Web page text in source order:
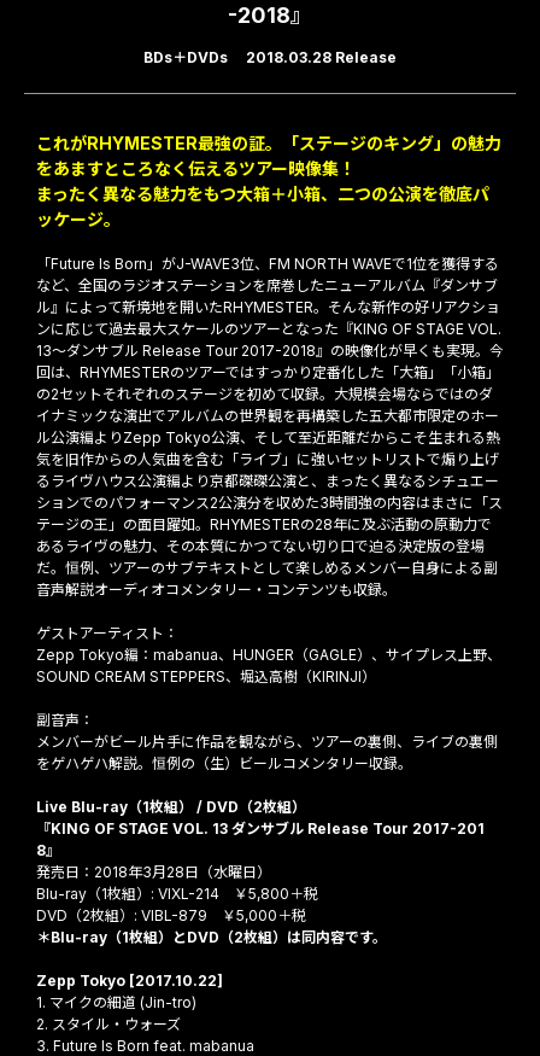
-2018』
BDs DVDs 2018.03.28 Release
これがRHYMESTER最強の証。「ステージのキング」の魅力
をあますところなく伝えるツアー映像集！
まったく異なる魅力をもつ大箱＋小箱、二つの公演を徹底パ
ッケージ。
「Future Is Born」がJ-WAVE3位、FM NORTH WAVEで1位を獲得する
など、全国のラジオステーションを席巻したニューアルバム『ダンサブ
ル』によって新境地を開いたRHYMESTER。そんな新作の好リアクショ
ンに応じて過去最大スケールのツアーとなった『KING OF STAGE VOL.
13～ダンサブル Release Tour 2017-2018』の映像化が早くも実現。今
回は、RHYMESTERのツアーではすっかり定番化した「大箱」「小箱」
の2セットそれぞれのステージを初めて収録。大規模会場ならではのダ
イナミックな演出でアルバムの世界観を再構築した五大都市限定のホー
ル公演編よりZepp Tokyo公演、そして至近距離だからこそ生まれる熱
気を旧作からの人気曲を含む「ライブ」に強いセットリストで煽り上げ
るライヴハウス公演編より京都磔磔公演と、まったく異なるシチュエー
ションでのパフォーマンス2公演分を収めた3時間強の内容はまさに「ス
テージの王」の面目躍如。RHYMESTERの28年に及ぶ活動の原動力で
あるライヴの魅力、その本質にかつてない切り口で迫る決定版の登場
だ。恒例、ツアーのサブテキストとして楽しめるメンバー自身による副
音声解説オーディオコメンタリー・コンテンツも収録。
ゲストアーティスト：
Zepp Tokyo編：mabanua、HUNGER（GAGLE）、サイプレス上野、
SOUND CREAM STEPPERS、堀込高樹（KIRINJI）
副音声：
メンバーがビール片手に作品を観ながら、ツアーの裏側、ライブの裏側
をゲハゲハ解説。恒例の（生）ビールコメンタリー収録。
Live Blu-ray（1枚組） / DVD（2枚組）
『KING OF STAGE VOL. 13 ダンサブル Release Tour 2017-201
8』
発売日：2018年3月28日（水曜日）
Blu-ray（1枚組）: VIXL-214 ￥5,800＋税
DVD（2枚組）: VIBL-879 ￥5,000＋税
＊Blu-ray（1枚組）とDVD（2枚組）は同内容です。
Zepp Tokyo [2017.10.22]
1. マイクの細道 (Jin-tro)
2. スタイル・ウォーズ
3. Future Is Born feat. mabanua